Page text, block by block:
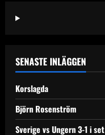
t
a
v
i
g
SENASTE INLÄGGEN
Korslagda
Björn Rosenström
Sverige vs Ungern 3-1 i set